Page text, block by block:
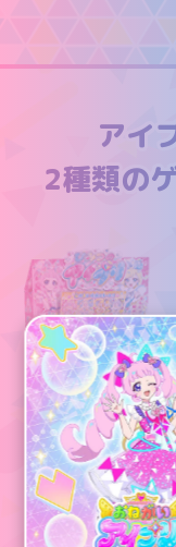
アイ
2種類の